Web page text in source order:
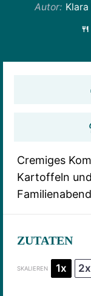
Autor:
Cremiges
Kartoffeln
ZUTATEN
SKALIEREN 1x 2x